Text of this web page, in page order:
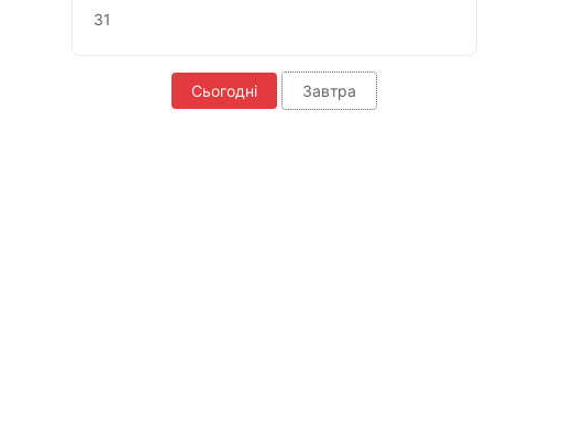
31
Сьогодні Завтра